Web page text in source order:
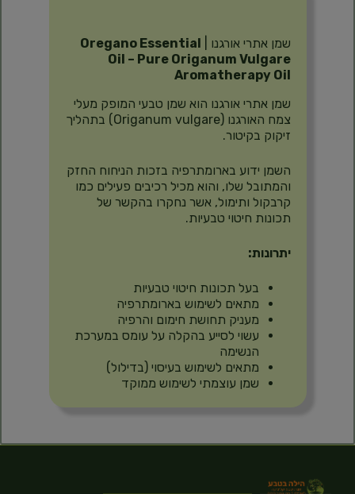
שמן אתרי אורגנו |
Oregano Essential
Oil – Pure Origanum Vulgare
Aromatherapy Oil
שמן אתרי אורגנו הוא שמן טבעי המופק מעלי
צמח האורגנו (Origanum vulgare) בתהליך
זיקוק בקיטור.
השמן ידוע בארומתרפיה בזכות הניחוח החזק
והמתובל שלו, והוא מכיל רכיבים פעילים כמו
קרבקול ותימול, אשר נחקרו בהקשר של
תכונות חיטוי טבעיות.
יתרונות:
בעל תכונות חיטוי טבעיות
מתאים לשימוש בארומתרפיה
מעניק תחושת חימום והרפיה
עשוי לסייע בהקלה על עומס במערכת
הנשימה
מתאים לשימוש בעיסוי (בדילול)
שמן עוצמתי לשימוש ממוקד